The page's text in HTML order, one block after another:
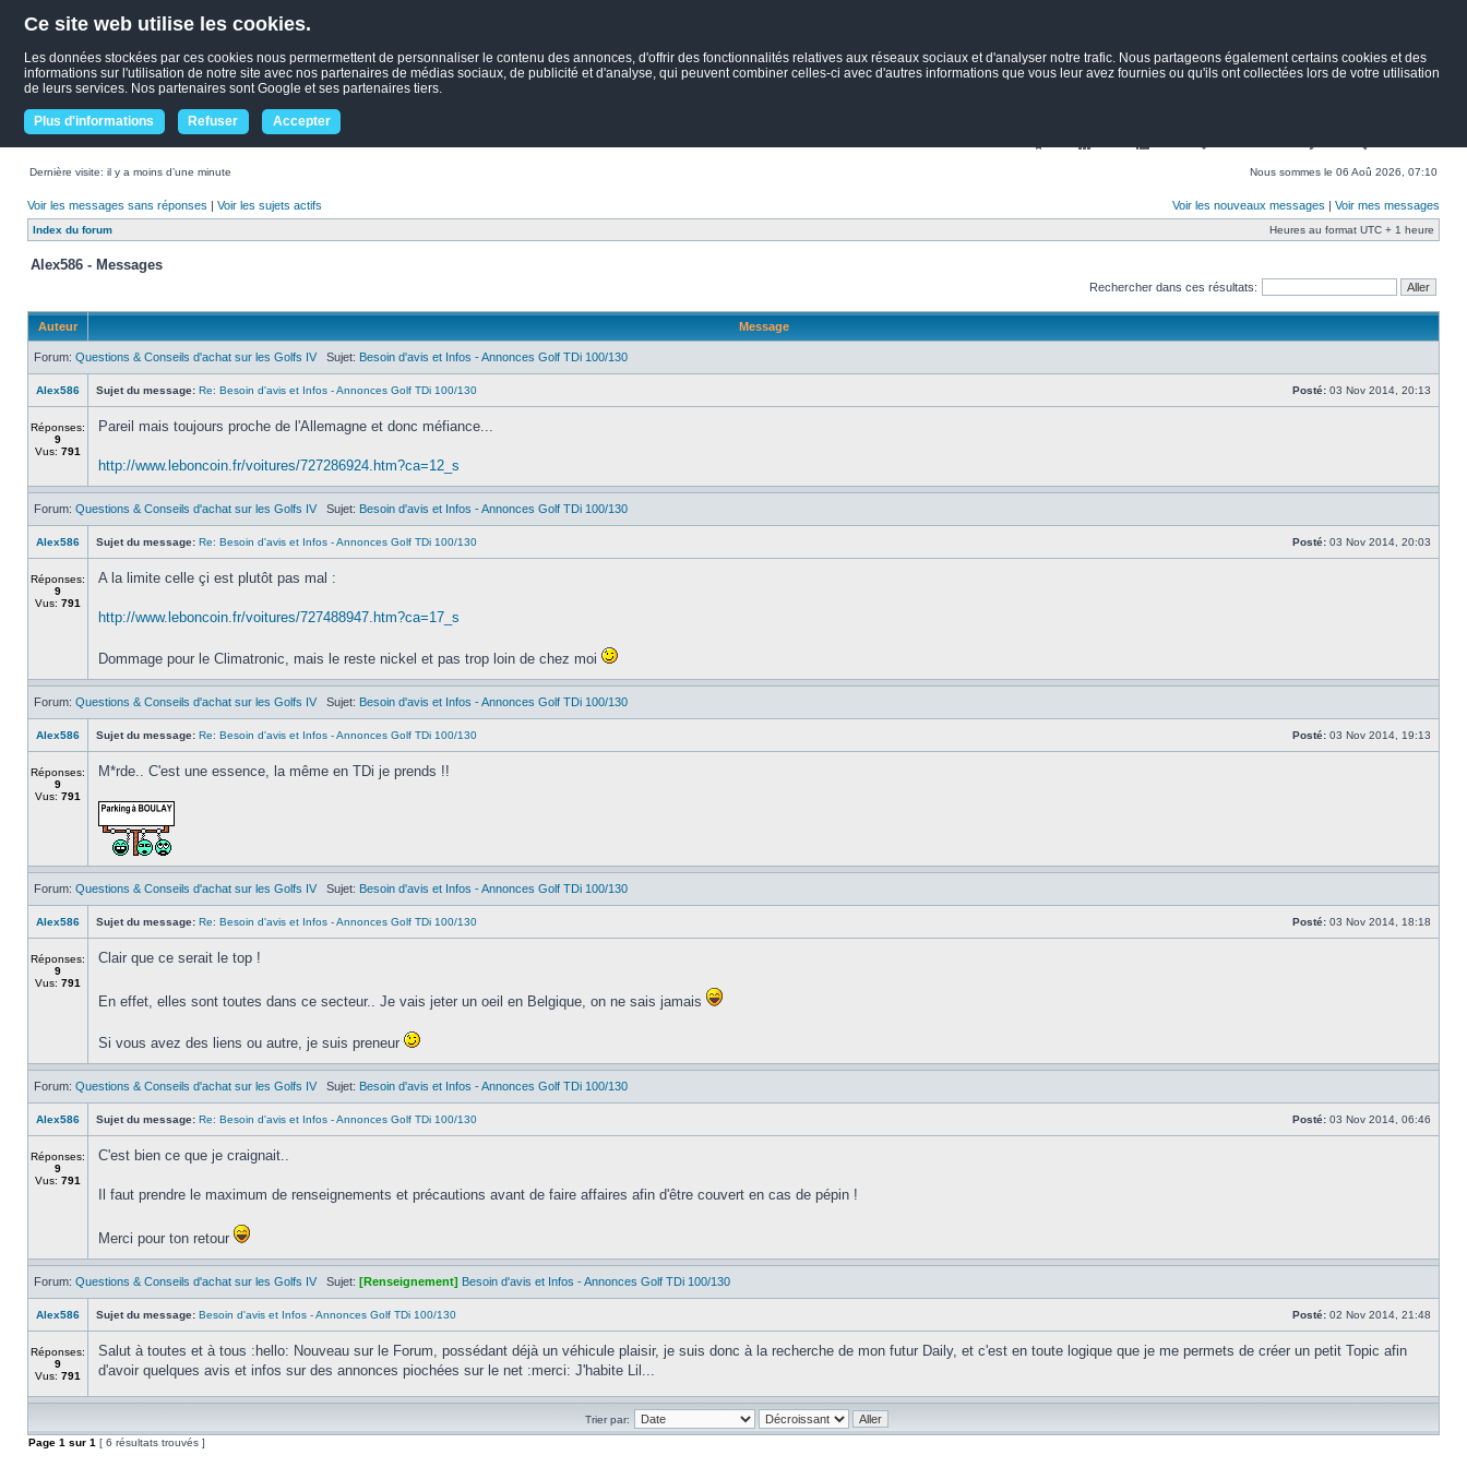
Ce site web utilise les cookies.
Les données stockées par ces cookies nous permermettent de personnaliser le contenu des annonces, d'offrir des fonctionnalités relatives aux réseaux sociaux et d'analyser notre trafic. Nous partageons également certains cookies et des
informations sur l'utilisation de notre site avec nos partenaires de médias sociaux, de publicité et d'analyse, qui peuvent combiner celles-ci avec d'autres informations que vous leur avez fournies ou qu'ils ont collectées lors de votre utilisation
de leurs services. Nos partenaires sont Google et ses partenaires tiers.
Plus d'informations Refuser Accepter
Dernière visite: il y a moins d’une minute Nous sommes le 06 Aoû 2026, 07:10
Voir les messages sans réponses | Voir les sujets actifs Voir les nouveaux messages | Voir mes messages
Index du forum Heures au format UTC + 1 heure
Alex586 - Messages
Rechercher dans ces résultats:
Auteur Message
Forum: Questions & Conseils d'achat sur les Golfs IV Sujet: Besoin d'avis et Infos - Annonces Golf TDi 100/130
Alex586 Sujet du message: Re: Besoin d'avis et Infos - Annonces Golf TDi 100/130 Posté: 03 Nov 2014, 20:13
Réponses:
9
Vus: 791
Pareil mais toujours proche de l'Allemagne et donc méfiance...
http://www.leboncoin.fr/voitures/727286924.htm?ca=12_s
Forum: Questions & Conseils d'achat sur les Golfs IV Sujet: Besoin d'avis et Infos - Annonces Golf TDi 100/130
Alex586 Sujet du message: Re: Besoin d'avis et Infos - Annonces Golf TDi 100/130 Posté: 03 Nov 2014, 20:03
Réponses:
9
Vus: 791
A la limite celle çi est plutôt pas mal :
http://www.leboncoin.fr/voitures/727488947.htm?ca=17_s
Dommage pour le Climatronic, mais le reste nickel et pas trop loin de chez moi
Forum: Questions & Conseils d'achat sur les Golfs IV Sujet: Besoin d'avis et Infos - Annonces Golf TDi 100/130
Alex586 Sujet du message: Re: Besoin d'avis et Infos - Annonces Golf TDi 100/130 Posté: 03 Nov 2014, 19:13
Réponses:
9
Vus: 791
M*rde.. C'est une essence, la même en TDi je prends !!
Forum: Questions & Conseils d'achat sur les Golfs IV Sujet: Besoin d'avis et Infos - Annonces Golf TDi 100/130
Alex586 Sujet du message: Re: Besoin d'avis et Infos - Annonces Golf TDi 100/130 Posté: 03 Nov 2014, 18:18
Réponses:
9
Vus: 791
Clair que ce serait le top !
En effet, elles sont toutes dans ce secteur.. Je vais jeter un oeil en Belgique, on ne sais jamais
Si vous avez des liens ou autre, je suis preneur
Forum: Questions & Conseils d'achat sur les Golfs IV Sujet: Besoin d'avis et Infos - Annonces Golf TDi 100/130
Alex586 Sujet du message: Re: Besoin d'avis et Infos - Annonces Golf TDi 100/130 Posté: 03 Nov 2014, 06:46
Réponses:
9
Vus: 791
C'est bien ce que je craignait..
Il faut prendre le maximum de renseignements et précautions avant de faire affaires afin d'être couvert en cas de pépin !
Merci pour ton retour
Forum: Questions & Conseils d'achat sur les Golfs IV Sujet: [Renseignement] Besoin d'avis et Infos - Annonces Golf TDi 100/130
Alex586 Sujet du message: Besoin d'avis et Infos - Annonces Golf TDi 100/130 Posté: 02 Nov 2014, 21:48
Réponses:
9
Vus: 791
Salut à toutes et à tous :hello: Nouveau sur le Forum, possédant déjà un véhicule plaisir, je suis donc à la recherche de mon futur Daily, et c'est en toute logique que je me permets de créer un petit Topic afin
d'avoir quelques avis et infos sur des annonces piochées sur le net :merci: J'habite Lil...
Trier par:
Page 1 sur 1 [ 6 résultats trouvés ]